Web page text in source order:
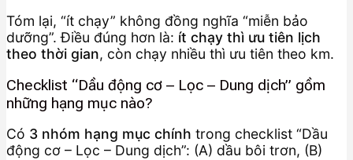
Tóm lại, “ít chạy” không đồng nghĩa “miễn bảo
dưỡng”. Điều đúng hơn là: ít chạy thì ưu tiên lịch
theo thời gian, còn chạy nhiều thì ưu tiên theo km.
Checklist “Dầu động cơ – Lọc – Dung dịch” gồm
những hạng mục nào?
Có 3 nhóm hạng mục chính trong checklist “Dầu
động cơ – Lọc – Dung dịch”: (A) dầu bôi trơn, (B)